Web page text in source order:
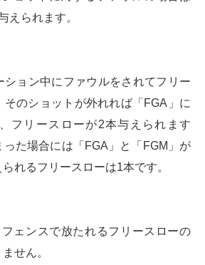
えられます。
ション中にファウルをされてフリー
そのショットが外れれば「FGA」に
フリースローが2本与えられます
た場合には「FGA」と「FGM」が
れるフリースローは1本です。
ェンスで放たれるフリースローの
せん。